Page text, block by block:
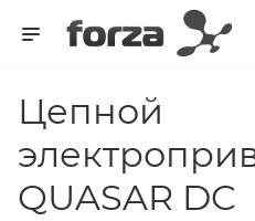
Цепной
QUASAR DC